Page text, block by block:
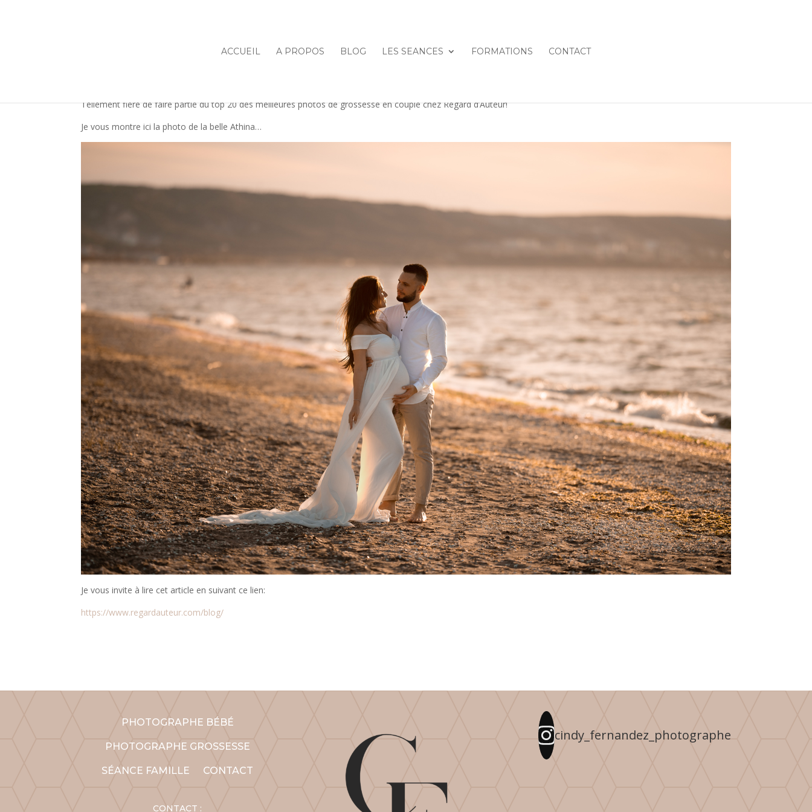
ACCUEIL A PROPOS BLOG LES SEANCES FORMATIONS CONTACT
Tellement fière de faire partie du top 20 des meilleures photos de grossesse en couple chez Regard d’Auteur!
Je vous montre ici la photo de la belle Athina…
Je vous invite à lire cet article en suivant ce lien:
https://www.regardauteur.com/blog/
PHOTOGRAPHE BÉBÉ
PHOTOGRAPHE GROSSESSE
SÉANCE FAMILLE CONTACT
CONTACT :
cindy_fernandez_photographe